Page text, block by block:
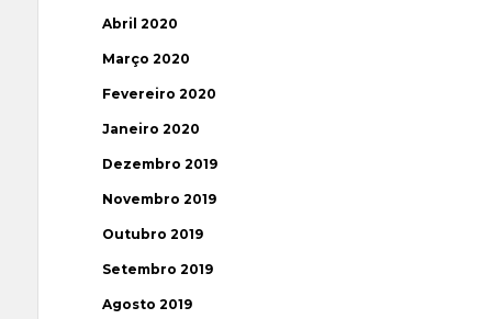
Abril 2020
Março 2020
Fevereiro 2020
Janeiro 2020
Dezembro 2019
Novembro 2019
Outubro 2019
Setembro 2019
Agosto 2019